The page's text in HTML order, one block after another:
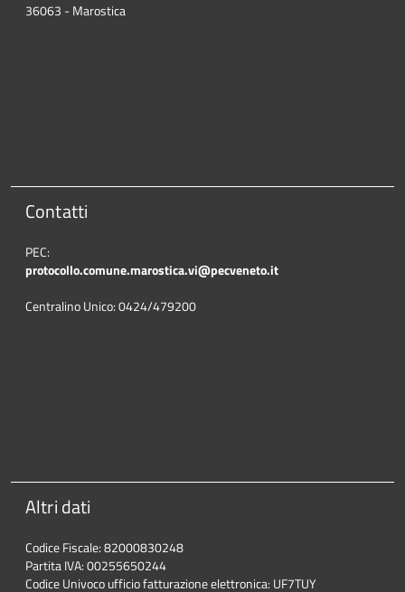
36063 - Marostica
Contatti
PEC:
protocollo.comune.marostica.vi@pecveneto.it
Centralino Unico: 0424/479200
Altri dati
Codice Fiscale: 82000830248
Partita IVA: 00255650244
Codice Univoco ufficio fatturazione elettronica: UF7TUY